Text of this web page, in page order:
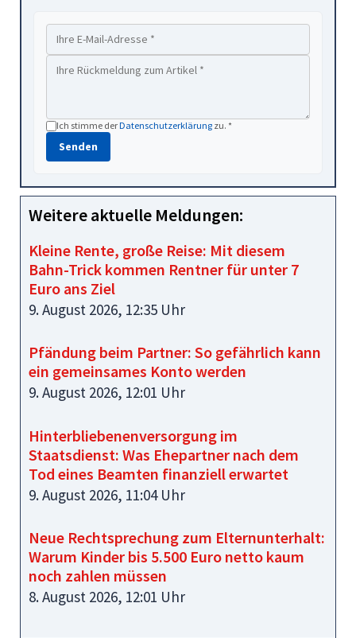
Ich stimme derDatenschutzerklärung zu. *
Senden
Weitere aktuelle Meldungen:
Kleine Rente, große Reise: Mit diesem
Bahn-Trick kommen Rentner für unter 7
Euro ans Ziel
9. August 2026, 12:35 Uhr
Pfändung beim Partner: So gefährlich kann
ein gemeinsames Konto werden
9. August 2026, 12:01 Uhr
Hinterbliebenenversorgung im
Staatsdienst: Was Ehepartner nach dem
Tod eines Beamten finanziell erwartet
9. August 2026, 11:04 Uhr
Neue Rechtsprechung zum Elternunterhalt:
Warum Kinder bis 5.500 Euro netto kaum
noch zahlen müssen
8. August 2026, 12:01 Uhr